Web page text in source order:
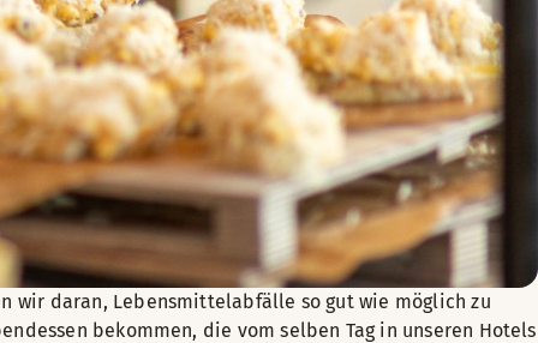
wir daran, Lebensmittelabfälle so gut wie möglich zu
bekommen, die vom selben Tag in unseren Hotels
Deshalb investieren wir jetzt in das beste